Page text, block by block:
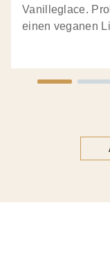
Vanilleglace.
einen veganen